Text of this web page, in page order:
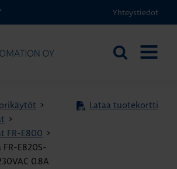
Yhteystiedot
Etsi
>
>
FR-E800 >
E820S-
0.8A
Lataa tuotekortti